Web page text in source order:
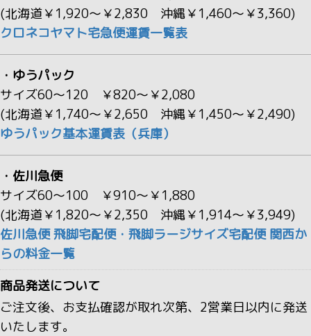
(北海道￥1,920～￥2,830 沖縄￥1,460～￥3,360)
クロネコヤマト宅急便運賃一覧表
・ゆうパック
サイズ60～120 ￥820～￥2,080
(北海道￥1,740～￥2,650 沖縄￥1,450～￥2,490)
ゆうパック基本運賃表（兵庫）
・佐川急便
サイズ60～100 ￥910～￥1,880
(北海道￥1,820～￥2,350 沖縄￥1,914～￥3,949)
佐川急便 飛脚宅配便・飛脚ラージサイズ宅配便 関西か
らの料金一覧
商品発送について
ご注文後、お支払確認が取れ次第、2営業日以内に発送
いたします。